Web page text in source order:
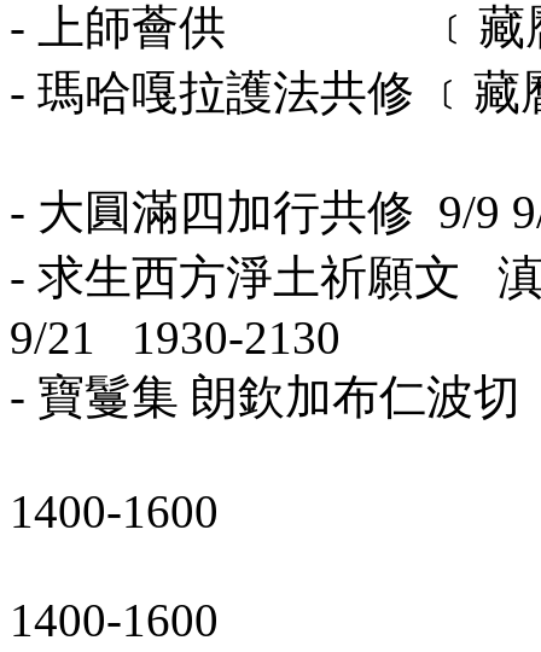
- 上師薈供 ﹝藏曆
- 瑪哈嘎拉護法共修 ﹝
- 大圓滿四加行共修 9/9
- 求生西方淨土祈願文
9/21 1930-2130
- 寶鬘集 朗欽加布仁波
1400-1600
1400-1600